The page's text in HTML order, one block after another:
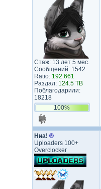
Стаж: 13 лет 5 мес.
Сообщений: 1542
Ratio: 192.661
Раздал: 124.5 TB
Поблагодарили:
18218
100%
Ниа! ®
Uploaders 100+
Overclocker